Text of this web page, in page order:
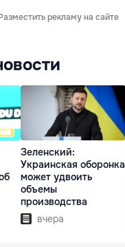
рекламу на сайте
Зеленский:
Украинская оборонка
может удвоить
объемы
производства
вчера